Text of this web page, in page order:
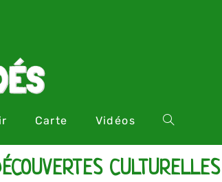
Carte Vidéos
CULTURELLES